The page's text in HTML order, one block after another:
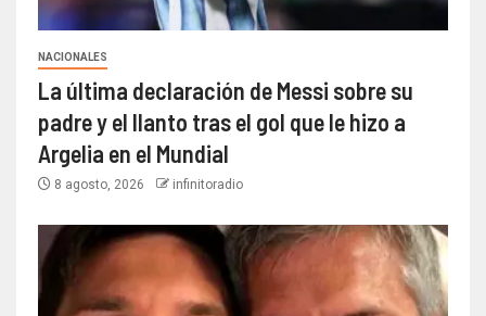
NACIONALES
La última declaración de Messi sobre su
padre y el llanto tras el gol que le hizo a
Argelia en el Mundial
8 agosto, 2026 infinitoradio